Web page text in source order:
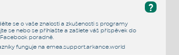
?
se o vaše znalosti a zkušenosti s programy
se nebo se přihlašte a zašlete váš příspěvek do
Facebook poradně.
funguje na emea.support.arkance.world